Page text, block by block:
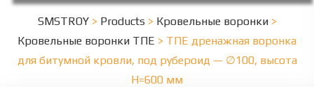
SMSTROY> Products> Кровельные воронки>
Кровельные воронки ТПЕ > ТПЕ дренажная воронка
для битумной кровли, под рубероид — ∅100, высота
Н=600 мм